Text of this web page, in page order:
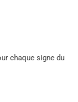
chaque signe du